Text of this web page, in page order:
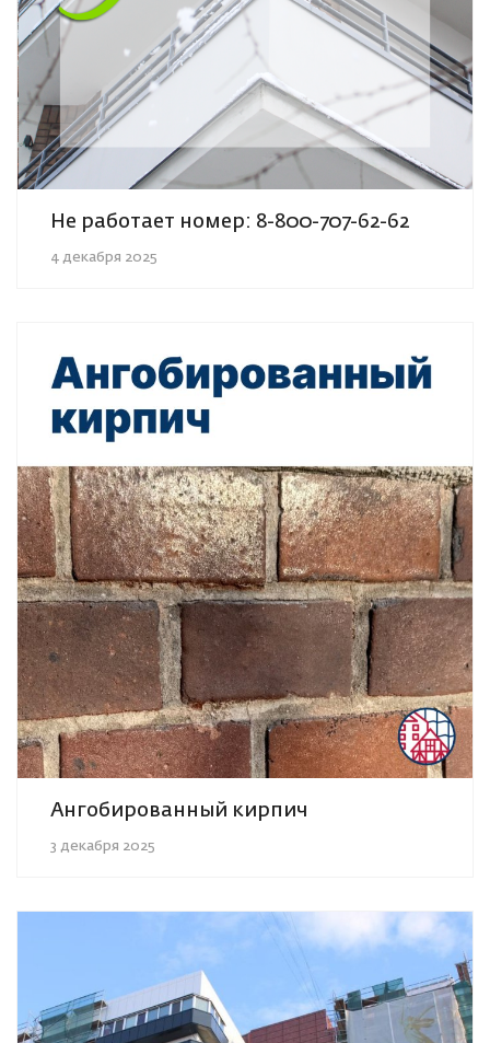
Не работает номер: 8-800-707-62-62
4 декабря 2025
Ангобированный кирпич
3 декабря 2025